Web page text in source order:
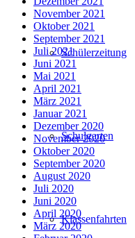
Schülerzeitung
Schulgarten
Klassenfahrten
November 2021
Oktober 2021
September 2021
Juli 2021
Juni 2021
Mai 2021
April 2021
März 2021
Januar 2021
Dezember 2020
November 2020
Oktober 2020
September 2020
August 2020
Juli 2020
Juni 2020
April 2020
März 2020